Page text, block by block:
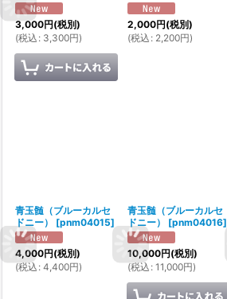
3,000円(税別)
(税込 : 3,300円)
2,000円(税別)
(税込 : 2,200円)
青玉髄（ブルーカルセ
ドニー）
[pnm04015]
4,000円(税別)
(税込 : 4,400円)
青玉髄（ブルーカルセ
ドニー）
[pnm04016]
10,000円(税別)
(税込 : 11,000円)